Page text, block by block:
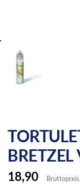
BRETZEL
18,90 Bruttopreis